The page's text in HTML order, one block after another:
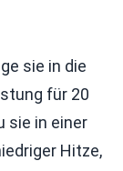
sie in die
für 20
sie in einer
Hitze,